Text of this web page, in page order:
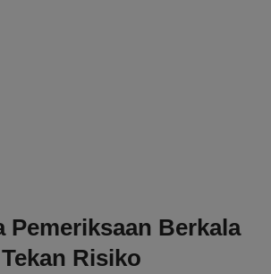
Pemeriksaan Berkala
Risiko